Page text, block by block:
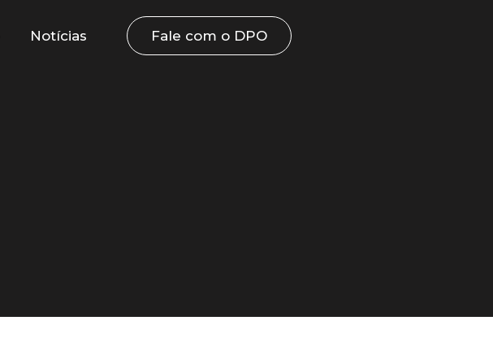
Notícias Fale com o DPO